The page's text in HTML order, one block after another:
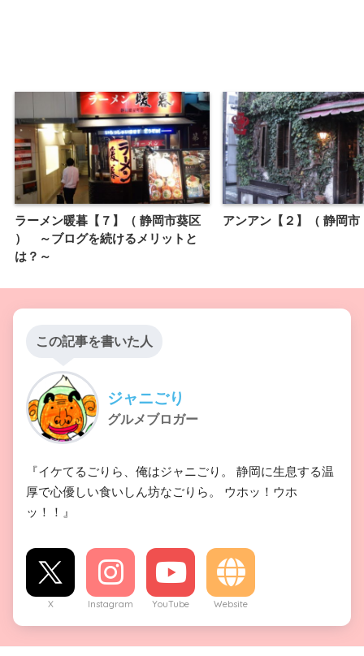
ラーメン暖暮【７】（ 静岡市葵区
） ～ブログを続けるメリットと
は？～
アンアン【２】（ 静岡市
この記事を書いた人
ジャニごり
グルメブロガー
『イケてるごりら、俺はジャニごり。 静岡に生息する温
厚で心優しい食いしん坊なごりら。 ウホッ！ウホ
ッ！！』
X Instagram YouTube Website